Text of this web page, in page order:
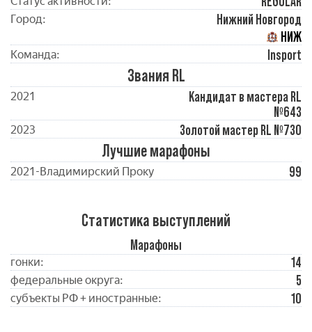
Город:
Нижний Новгород
НИЖ
Команда: Insport
Звания RL
2021
Кандидат в мастера RL
№643
2023 Золотой мастер RL №730
Лучшие марафоны
2021-Владимирский Проку 99
Статистика выступлений
Марафоны
гонки: 14
федеральные округа: 5
субъекты РФ + иностранные: 10